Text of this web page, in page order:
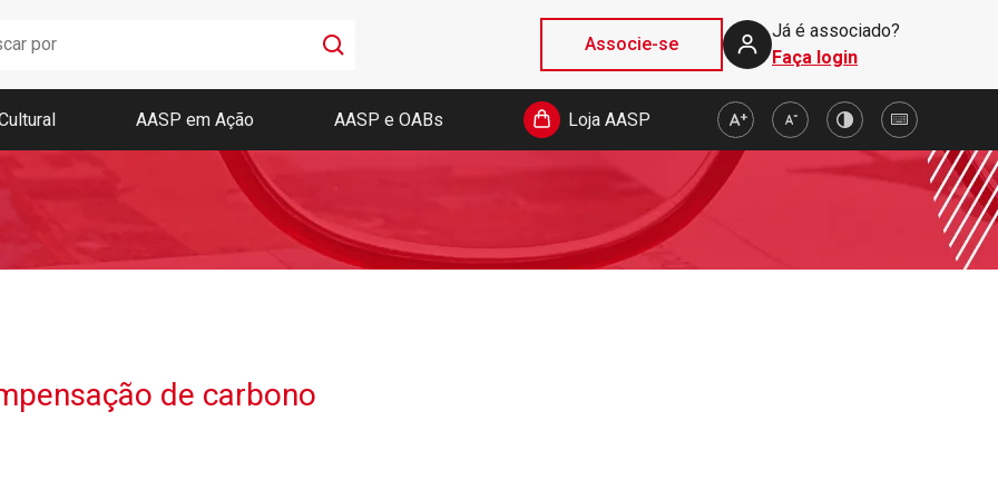
Associe-se
Já é associado?
Faça login
Boletim AASP
Coleção de Códigos de Bolso
Revista da AASP
AASP em Ação AASP e OABs Loja AASP
de carbono